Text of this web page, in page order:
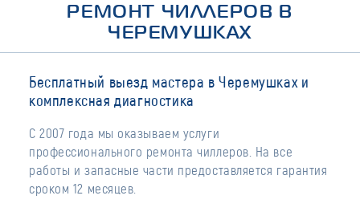
РЕМОНТ ЧИЛЛЕРОВ В
ЧЕРЕМУШКАХ
Бесплатный выезд мастера в Черемушках и
комплексная диагностика
С 2007 года мы оказываем услуги
профессионального ремонта чиллеров. На все
работы и запасные части предоставляется гарантия
сроком 12 месяцев.